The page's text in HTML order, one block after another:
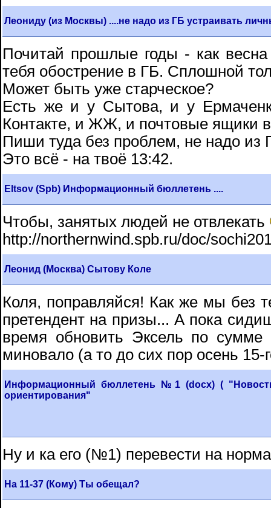
Леониду (из Москвы) ....не надо из ГБ устраивать
Почитай прошлые годы - как
тебя обострение в ГБ. Сплошной
Может быть уже старческое?
Есть же и у Сытова, и у
Контакте, и ЖЖ, и почтовые ящики в
Пиши туда без проблем, не надо из
Это всё - на твоё 13:42.
Eltsov (Spb) Информационный бюллетень ....
Чтобы, занятых людей не отвлекать
http://northernwind.spb.ru/doc/
Леонид (Москва) Сытову Коле
Коля, поправляйся! Как же мы без
претендент на призы... А пока
время обновить Эксель по сумме
миновало (а то до сих пор осень 15-
Информационный бюллетень №1 (docx) (
ориентирования"
Ну и ка его (№1) перевести на
На 11-37 (Кому) Ты обещал?